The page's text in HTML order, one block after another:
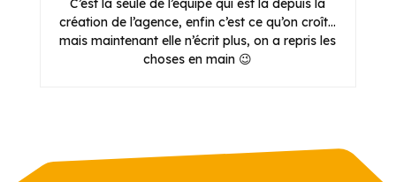
C’est la seule de l’équipe qui est là depuis la
création de l’agence, enfin c’est ce qu’on croît…
mais maintenant elle n’écrit plus, on a repris les
choses en main 😉